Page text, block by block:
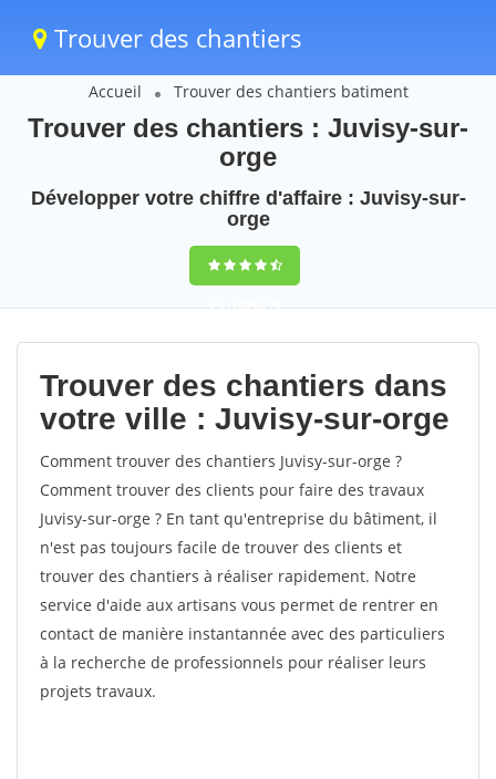
Trouver des chantiers
Accueil Trouver des chantiers batiment
Trouver des chantiers : Juvisy-sur-
orge
Développer votre chiffre d'affaire : Juvisy-sur-
orge
9,5(100%)75
votes
Trouver des chantiers dans
votre ville : Juvisy-sur-orge
Comment trouver des chantiers Juvisy-sur-orge ?
Comment trouver des clients pour faire des travaux
Juvisy-sur-orge ? En tant qu'entreprise du bâtiment, il
n'est pas toujours facile de trouver des clients et
trouver des chantiers à réaliser rapidement. Notre
service d'aide aux artisans vous permet de rentrer en
contact de manière instantannée avec des particuliers
à la recherche de professionnels pour réaliser leurs
projets travaux.